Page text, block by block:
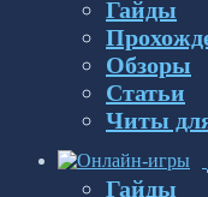
Гайды
Обзоры
Статьи
Читы
Гайды